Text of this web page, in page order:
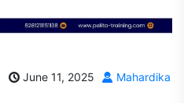
June 11, 2025 Mahardika